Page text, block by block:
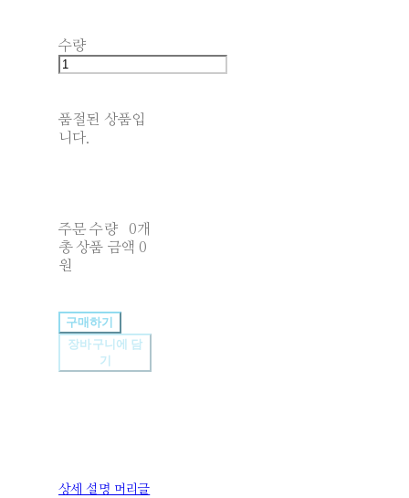
수량
품절된 상품입
니다.
주문 수량
0개
총 상품 금액 0
원
구매하기
장바구니에 담
기
상세 설명 머리글